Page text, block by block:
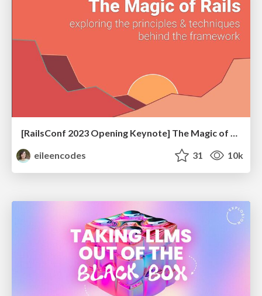
[RailsConf 2023 Opening Keynote] The Magic of Rails
eileencodes
31 10k